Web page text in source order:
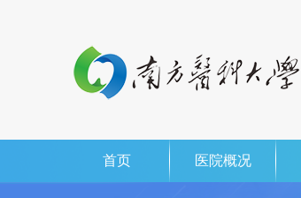
首页 医院概况